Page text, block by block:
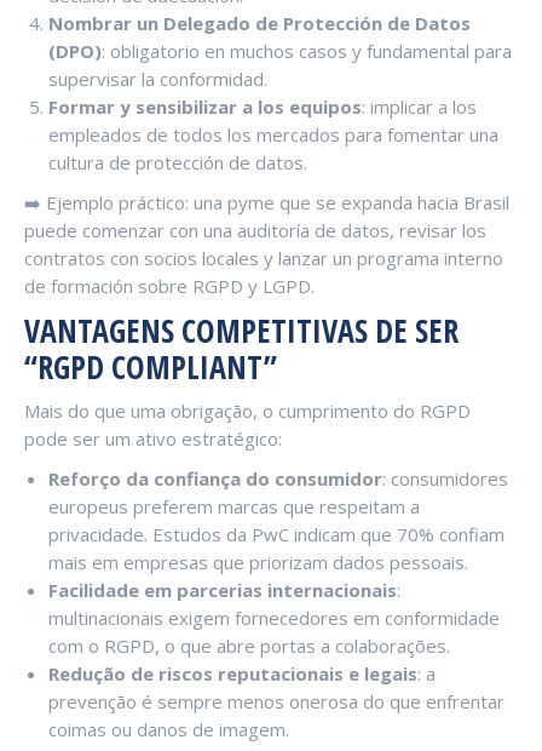
Nombrar un Delegado de Protección de Datos
(DPO): obligatorio en muchos casos y fundamental para
supervisar la conformidad.
Formar y sensibilizar a los equipos: implicar a los
empleados de todos los mercados para fomentar una
cultura de protección de datos.
➡️ Ejemplo práctico: una pyme que se expanda hacia Brasil
puede comenzar con una auditoría de datos, revisar los
contratos con socios locales y lanzar un programa interno
de formación sobre RGPD y LGPD.
VANTAGENS COMPETITIVAS DE SER
“RGPD COMPLIANT”
Mais do que uma obrigação, o cumprimento do RGPD
pode ser um ativo estratégico:
Reforço da confiança do consumidor: consumidores
europeus preferem marcas que respeitam a
privacidade. Estudos da PwC indicam que 70% confiam
mais em empresas que priorizam dados pessoais.
Facilidade em parcerias internacionais:
multinacionais exigem fornecedores em conformidade
com o RGPD, o que abre portas a colaborações.
Redução de riscos reputacionais e legais: a
prevenção é sempre menos onerosa do que enfrentar
coimas ou danos de imagem.